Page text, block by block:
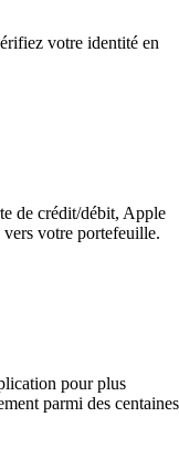
votre identité en
de crédit/débit, Apple
votre portefeuille.
pour plus
parmi des centaines